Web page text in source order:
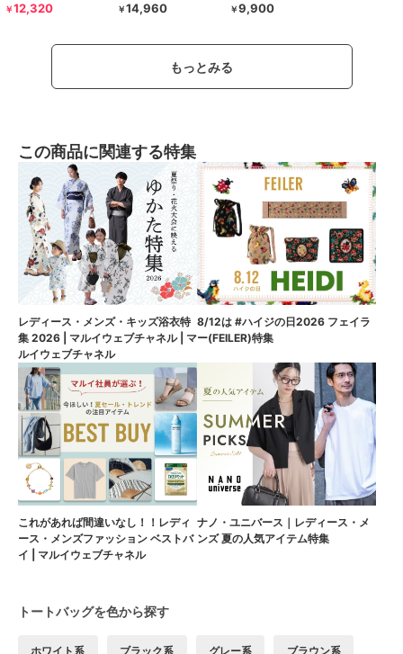
￥12,320 ￥14,960 ￥9,900
もっとみる
この商品に関連する特集
レディース・メンズ・キッズ浴衣特
集 2026 | マルイウェブチャネル | マ
ルイウェブチャネル
8/12は #ハイジの日2026 フェイラ
ー(FEILER)特集
これがあれば間違いなし！！レディ
ース・メンズファッション ベストバ
イ | マルイウェブチャネル
ナノ・ユニバース｜レディース・メ
ンズ 夏の人気アイテム特集
トートバッグを色から探す
ホワイト系 ブラック系 グレー系 ブラウン系